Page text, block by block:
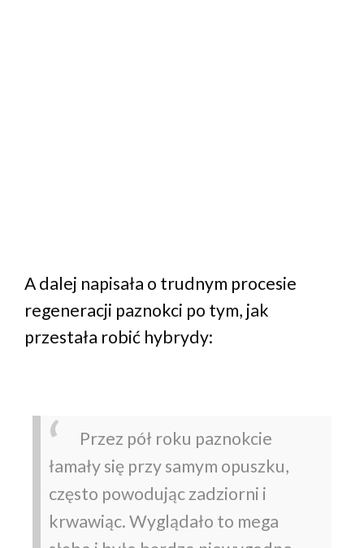
A dalej napisała o trudnym procesie
regeneracji paznokci po tym, jak
przestała robić hybrydy:
Przez pół roku paznokcie
łamały się przy samym opuszku,
często powodując zadziorni i
krwawiąc. Wyglądało to mega